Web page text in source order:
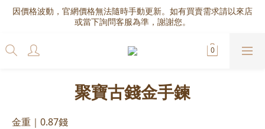
因價格波動，官網價格無法隨時手動更新。如有買賣需求請以來店
或當下詢問客服為準，謝謝您。
聚寶古錢金手鍊
金重｜0.87錢